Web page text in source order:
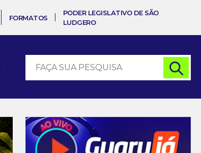
FORMATOS
PODER LEGISLATIVO DE SÃO
LUDGERO